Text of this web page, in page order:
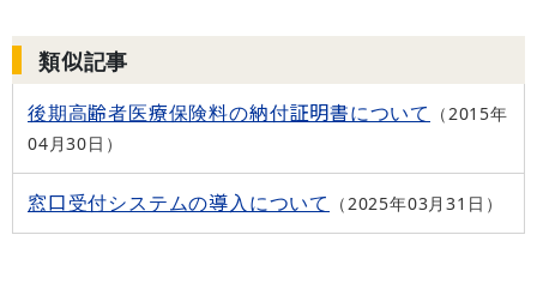
類似記事
後期高齢者医療保険料の納付証明書について
2015年
04月30日
窓口受付システムの導入について 2025年03月31日